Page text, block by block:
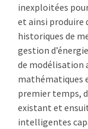
inexploitées
et ainsi produire
historiques de
gestion
de modélisation
mathématiques
premier temps,
existant et
intelligentes